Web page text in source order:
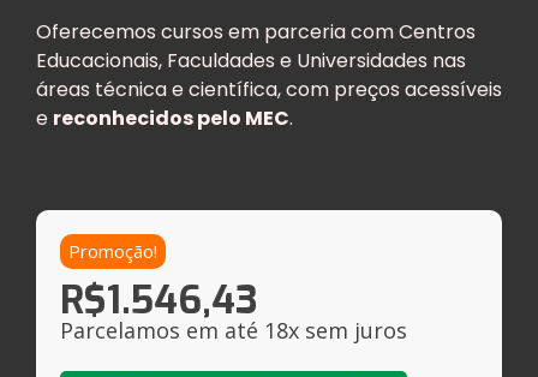
Oferecemos cursos em parceria com Centros
Educacionais, Faculdades e Universidades nas
áreas técnica e científica, com preços acessíveis
e reconhecidos pelo MEC.
Promoção!
R$1.546,43
Parcelamos em até 18x sem juros